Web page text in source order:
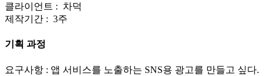
클라이언트 : 차덕
제작기간 : 3주
기획 과정
요구사항 : 앱 서비스를 노출하는 SNS용 광고를 만들고 싶다.